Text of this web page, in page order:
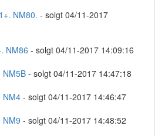
NM80. - solgt 04/11-2017
NM86 - solgt 04/11-2017 14:09:16
NM5B - solgt 04/11-2017 14:47:18
NM4 - solgt 04/11-2017 14:46:47
NM9 - solgt 04/11-2017 14:48:52